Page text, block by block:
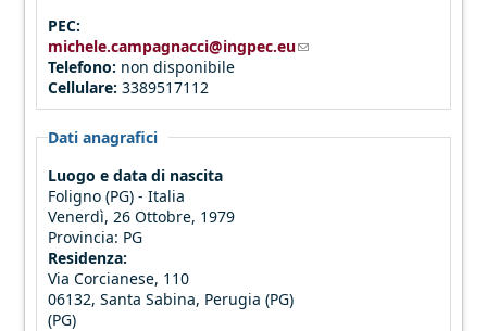
PEC:
michele.campagnacci@ingpec.eu(link sends e-mail)
Telefono: non disponibile
Cellulare:3389517112
Dati anagrafici
Luogo e data di nascita
Foligno (PG) - Italia
Venerdì, 26 Ottobre, 1979
Provincia: PG
Residenza:
Via Corcianese, 110
06132, Santa Sabina, Perugia (PG)
(PG)